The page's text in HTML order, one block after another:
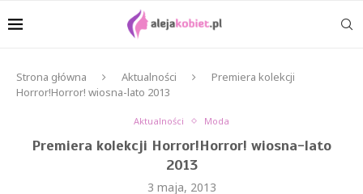
Strona główna Aktualności
Premiera kolekcji
Horror!Horror! wiosna-lato 2013
Aktualności Moda
Premiera kolekcji Horror!Horror! wiosna-lato
2013
3 maja, 2013